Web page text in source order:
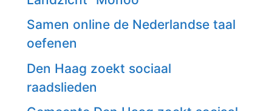
Samen online de Nederlandse taal
oefenen
Den Haag zoekt sociaal
raadslieden